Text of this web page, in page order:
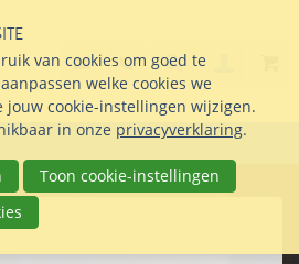
info@seltmann-
Stel uw vraag
085 76 07 000
Search
van cookies om goed te
welke cookies we
jouw cookie-instellingen wijzigen.
in onze privacyverklaring.
Toon cookie-instellingen